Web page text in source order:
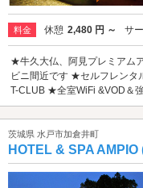
料金 休憩 2,480 円 ～ サ
★牛久大仏、阿見プレミアム
ビニ間近です ★セルフレンタ
T-CLUB ★全室WiFi &VOD＆
茨城県 水戸市加倉井町
HOTEL & SPA